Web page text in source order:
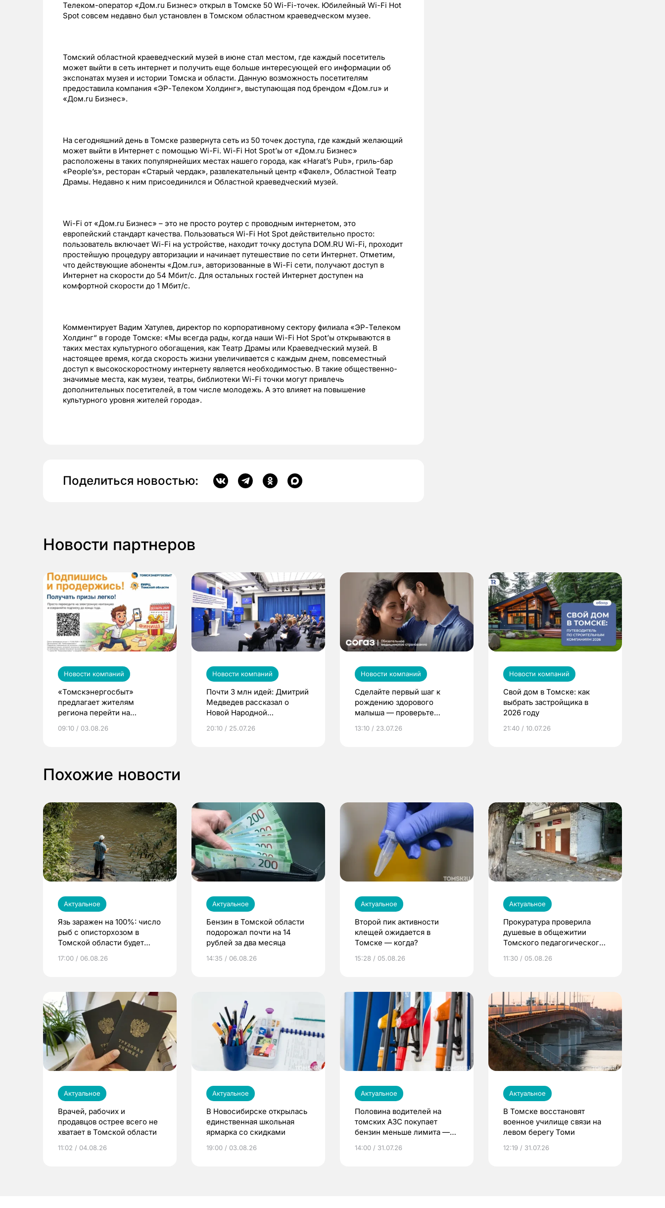
Телеком-оператор «Дом.ru Бизнес» открыл в Томске 50 Wi-Fi-точек. Юбилейный Wi-Fi Hot
Spot совсем недавно был установлен в Томском областном краеведческом музее.
Томский областной краеведческий музей в июне стал местом, где каждый посетитель
может выйти в сеть интернет и получить еще больше интересующей его информации об
экспонатах музея и истории Томска и области. Данную возможность посетителям
предоставила компания «ЭР-Телеком Холдинг», выступающая под брендом «Дом.ru» и
«Дом.ru Бизнес».
На сегодняшний день в Томске развернута сеть из 50 точек доступа, где каждый желающий
может выйти в Интернет с помощью Wi-Fi. Wi-Fi Hot Spot’ы от «Дом.ru Бизнес»
расположены в таких популярнейших местах нашего города, как «Harat’s Pub», гриль-бар
«People’s», ресторан «Старый чердак», развлекательный центр «Факел», Областной Театр
Драмы. Недавно к ним присоединился и Областной краеведческий музей.
Wi-Fi от «Дом.ru Бизнес» – это не просто роутер с проводным интернетом, это
европейский стандарт качества. Пользоваться Wi-Fi Hot Spot действительно просто:
пользователь включает Wi-Fi на устройстве, находит точку доступа DOM.RU Wi-Fi, проходит
простейшую процедуру авторизации и начинает путешествие по сети Интернет. Отметим,
что действующие абоненты «Дом.ru», авторизованные в Wi-Fi сети, получают доступ в
Интернет на скорости до 54 Мбит/с. Для остальных гостей Интернет доступен на
комфортной скорости до 1 Мбит/с.
Комментирует Вадим Хатулев, директор по корпоративному сектору филиала «ЭР-Телеком
Холдинг“ в городе Томске: «Мы всегда рады, когда наши Wi-Fi Hot Spot’ы открываются в
таких местах культурного обогащения, как Театр Драмы или Краеведческий музей. В
настоящее время, когда скорость жизни увеличивается с каждым днем, повсеместный
доступ к высокоскоростному интернету является необходимостью. В такие общественно-
значимые места, как музеи, театры, библиотеки Wi-Fi точки могут привлечь
дополнительных посетителей, в том числе молодежь. А это влияет на повышение
культурного уровня жителей города».
Поделиться новостью:
Новости партнеров
Новости компаний
«Томскэнергосбыт»
предлагает жителям
региона перейти на
выиграть призы
09:10 / 03.08.26
Новости компаний
Почти 3 млн идей: Дмитрий
Медведев рассказал о
Новой Народной
20:10 / 25.07.26
Новости компаний
Сделайте первый шаг к
рождению здорового
малыша — проверьте
по ОМС!
13:10 / 23.07.26
Новости компаний
Свой дом в Томске: как
выбрать застройщика в
2026 году
21:40 / 10.07.26
Похожие новости
Актуальное
Язь заражен на 100%: число
рыб с описторхозом в
Томской области будет
17:00 / 06.08.26
Актуальное
Бензин в Томской области
подорожал почти на 14
рублей за два месяца
14:35 / 06.08.26
Актуальное
Второй пик активности
клещей ожидается в
Томске — когда?
15:28 / 05.08.26
Актуальное
Прокуратура проверила
душевые в общежитии
Томского педагогического
11:30 / 05.08.26
Актуальное
Врачей, рабочих и
продавцов острее всего не
хватает в Томской области
11:02 / 04.08.26
Актуальное
В Новосибирске открылась
единственная школьная
ярмарка со скидками
19:00 / 03.08.26
Актуальное
Половина водителей на
томских АЗС покупает
бензин меньше лимита —
14:00 / 31.07.26
Актуальное
В Томске восстановят
военное училище связи на
левом берегу Томи
12:19 / 31.07.26